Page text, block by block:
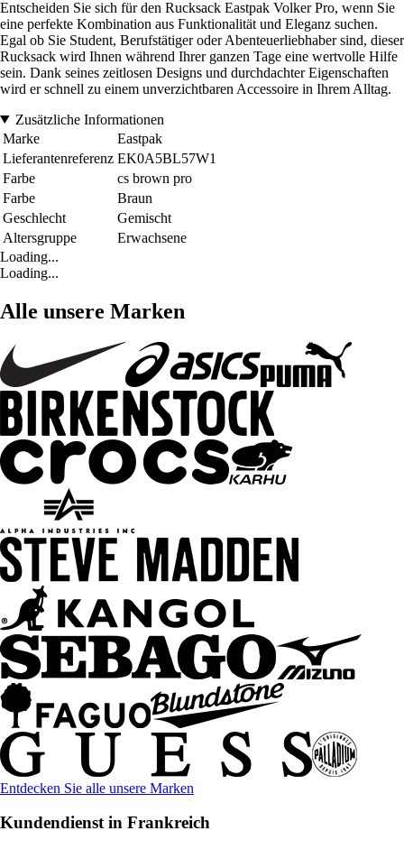
Entscheiden Sie sich für den Rucksack Eastpak Volker Pro, wenn Sie
eine perfekte Kombination aus Funktionalität und Eleganz suchen.
Egal ob Sie Student, Berufstätiger oder Abenteuerliebhaber sind, dieser
Rucksack wird Ihnen während Ihrer ganzen Tage eine wertvolle Hilfe
sein. Dank seines zeitlosen Designs und durchdachter Eigenschaften
wird er schnell zu einem unverzichtbaren Accessoire in Ihrem Alltag.
Zusätzliche Informationen
Marke
Eastpak
Lieferantenreferenz EK0A5BL57W1
Farbe
cs brown pro
Farbe
Braun
Geschlecht
Gemischt
Altersgruppe
Erwachsene
Loading...
Loading...
Alle unsere Marken
Entdecken Sie alle unsere Marken
Kundendienst in Frankreich